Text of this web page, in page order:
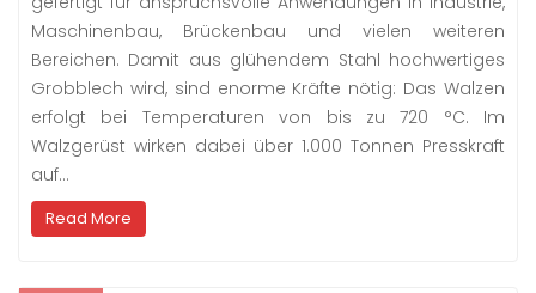
Maschinenbau, Brückenbau und vielen weiteren
Bereichen. Damit aus glühendem Stahl hochwertiges
Grobblech wird, sind enorme Kräfte nötig: Das Walzen
erfolgt bei Temperaturen von bis zu 720 °C. Im
Walzgerüst wirken dabei über 1.000 Tonnen Presskraft
auf…
Read More